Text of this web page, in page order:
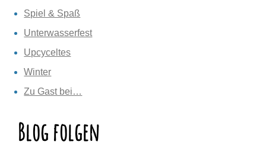
Spiel & Spaß
Unterwasserfest
Upcyceltes
Winter
Zu Gast bei…
Blog folgen